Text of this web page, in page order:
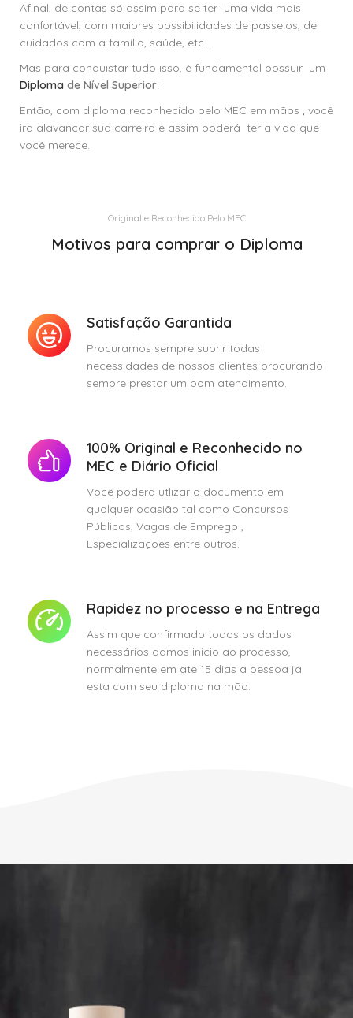
Afinal, de contas só assim para se ter uma vida mais
confortável, com maiores possibilidades de passeios, de
cuidados com a família, saúde, etc…
Mas para conquistar tudo isso, é fundamental possuir um
Diploma de Nível Superior!
Então, com diploma reconhecido pelo MEC em mãos , você
ira alavancar sua carreira e assim poderá ter a vida que
você merece.
Original e Reconhecido Pelo MEC
Motivos para comprar o Diploma
Satisfação Garantida
Procuramos sempre suprir todas
necessidades de nossos clientes procurando
sempre prestar um bom atendimento.
100% Original e Reconhecido no
MEC e Diário Oficial
Você podera utlizar o documento em
qualquer ocasião tal como Concursos
Públicos, Vagas de Emprego ,
Especializações entre outros.
Rapidez no processo e na Entrega
Assim que confirmado todos os dados
necessários damos inicio ao processo,
normalmente em ate 15 dias a pessoa já
esta com seu diploma na mão.